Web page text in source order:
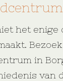
het enige
in
van